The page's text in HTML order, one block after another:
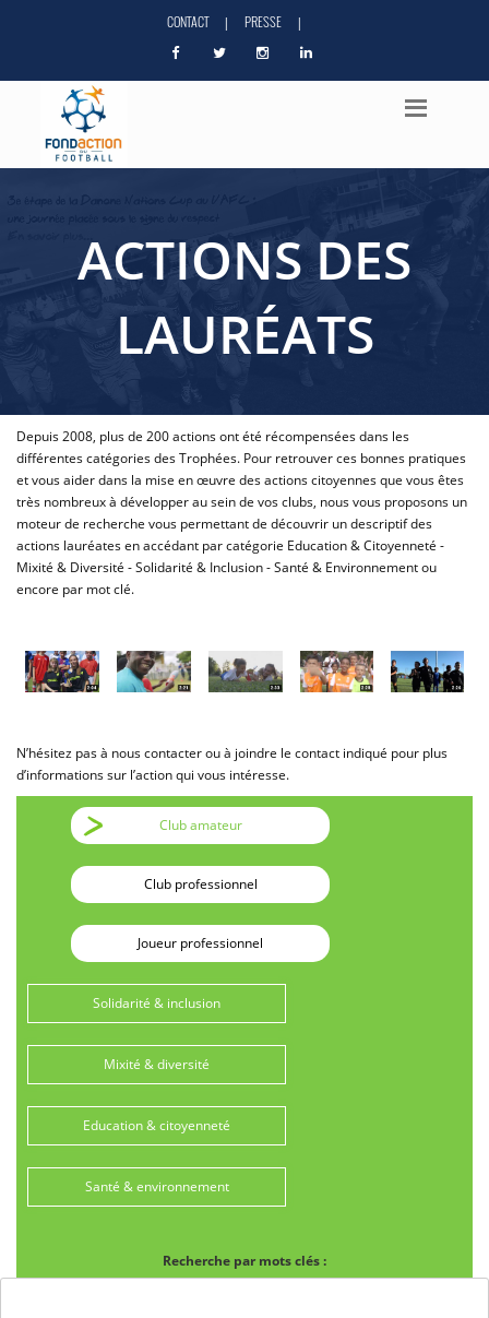
CONTACT | PRESSE |
ACTIONS DES
LAURÉATS
Depuis 2008, plus de 200 actions ont été récompensées dans les
différentes catégories des Trophées. Pour retrouver ces bonnes pratiques
et vous aider dans la mise en œuvre des actions citoyennes que vous êtes
très nombreux à développer au sein de vos clubs, nous vous proposons un
moteur de recherche vous permettant de découvrir un descriptif des
actions lauréates en accédant par catégorie Education & Citoyenneté -
Mixité & Diversité - Solidarité & Inclusion - Santé & Environnement ou
encore par mot clé.
N’hésitez pas à nous contacter ou à joindre le contact indiqué pour plus
d’informations sur l’action qui vous intéresse.
Club amateur
Club professionnel
Joueur professionnel
Solidarité & inclusion
Mixité & diversité
Education & citoyenneté
Santé & environnement
Recherche par mots clés :